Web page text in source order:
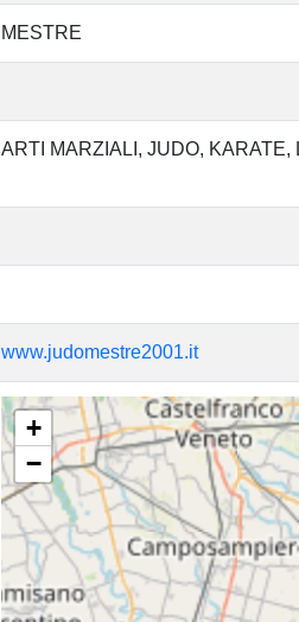
MESTRE
ARTI MARZIALI JUDO KARATE
www.judomestre2001.it
+
−